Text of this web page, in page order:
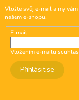
Vložte svůj e-mail a my
našem e-shopu.
E-mail
Vložením e-mailu
Přihlásit se